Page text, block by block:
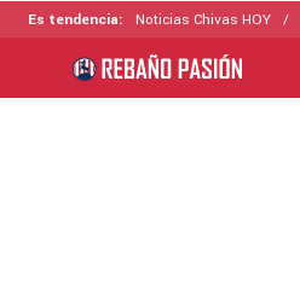
Es tendencia: Noticias Chivas HOY